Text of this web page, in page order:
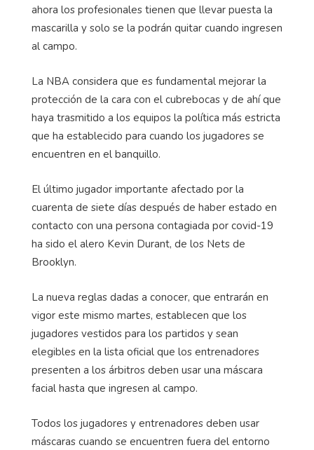
ahora los profesionales tienen que llevar puesta la
mascarilla y solo se la podrán quitar cuando ingresen
al campo.
La NBA considera que es fundamental mejorar la
protección de la cara con el cubrebocas y de ahí que
haya trasmitido a los equipos la política más estricta
que ha establecido para cuando los jugadores se
encuentren en el banquillo.
El último jugador importante afectado por la
cuarenta de siete días después de haber estado en
contacto con una persona contagiada por covid-19
ha sido el alero Kevin Durant, de los Nets de
Brooklyn.
La nueva reglas dadas a conocer, que entrarán en
vigor este mismo martes, establecen que los
jugadores vestidos para los partidos y sean
elegibles en la lista oficial que los entrenadores
presenten a los árbitros deben usar una máscara
facial hasta que ingresen al campo.
Todos los jugadores y entrenadores deben usar
máscaras cuando se encuentren fuera del entorno